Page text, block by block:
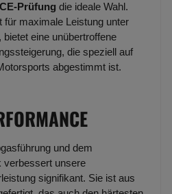
Prüfung die ideale Wahl.
für maximale Leistung unter
eine unübertroffene
die speziell auf
abgestimmt ist.
und dem
verbessert unsere
signifikant. Sie ist aus